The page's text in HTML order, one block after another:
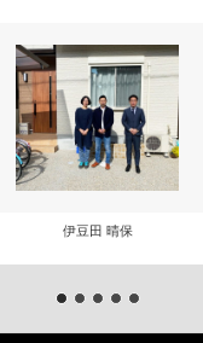
伊豆田 晴保